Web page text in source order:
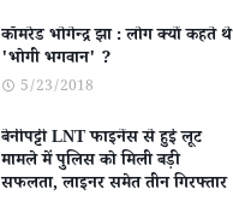
कॉमरेड भोगेन्द्र झा : लोग क्यों कहते थे
'भोगी भगवान' ?
5/23/2018
बेनीपट्टी LNT फाइनेंस से हुई लूट
मामले में पुलिस को मिली बड़ी
सफलता, लाइनर समेत तीन गिरफ्तार